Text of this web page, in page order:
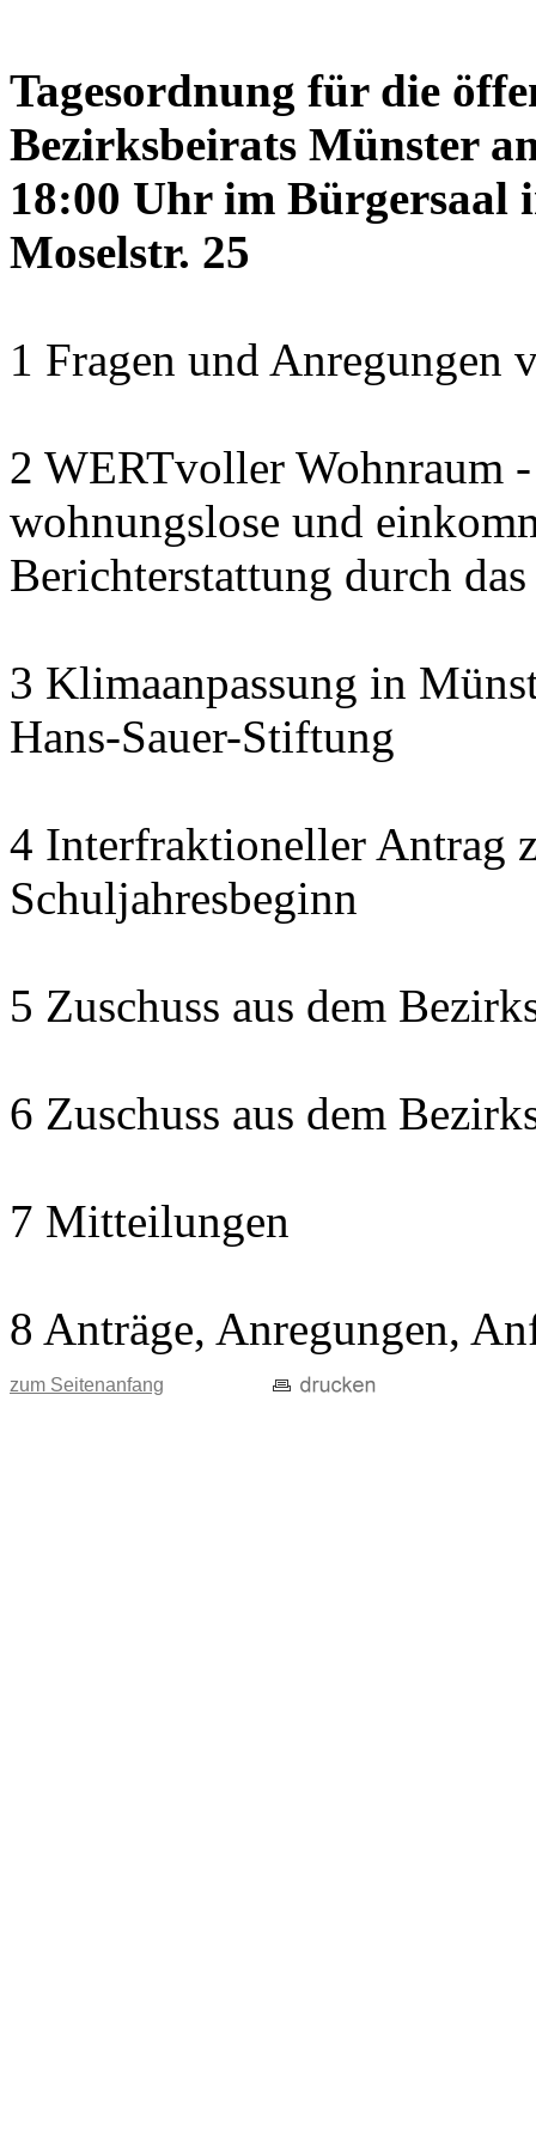
Tagesordnung für die
Bezirksbeirats Münster
18:00 Uhr im
Moselstr. 25
1 Fragen und Anregungen
2 WERTvoller Wohnraum
wohnungslose und
Berichterstattung durch
3 Klimaanpassung in
Hans-Sauer-Stiftung
4 Interfraktioneller Antrag
Schuljahresbeginn
5 Zuschuss aus dem
6 Zuschuss aus dem
7 Mitteilungen
8 Anträge, Anregungen,
zum Seitenanfang